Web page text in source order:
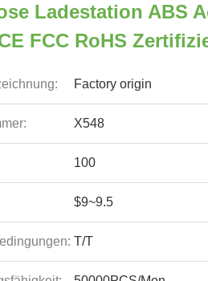
Ladestation ABS
FCC RoHS
Factory origin
X548
100
$9~9.5
T/T